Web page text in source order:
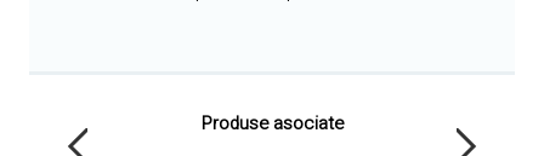
Produse asociate